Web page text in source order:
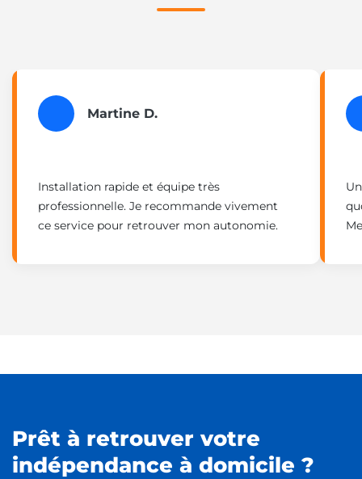
Martine D.
Installation rapide et équipe très
professionnelle. Je recommande vivement
ce service pour retrouver mon autonomie.
Prêt à retrouver votre
indépendance à domicile ?